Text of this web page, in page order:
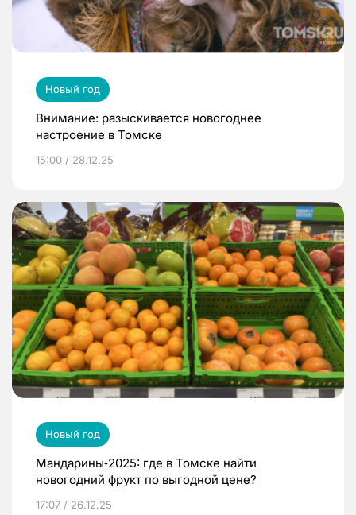
Новый год
Внимание: разыскивается новогоднее
настроение в Томске
15:00 / 28.12.25
Новый год
Мандарины‑2025: где в Томске найти
новогодний фрукт по выгодной цене?
17:07 / 26.12.25